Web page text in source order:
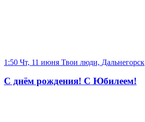
1:50 Чт, 11 июня Твои люди, Дальнегорск
С днём рождения! С Юбилеем!